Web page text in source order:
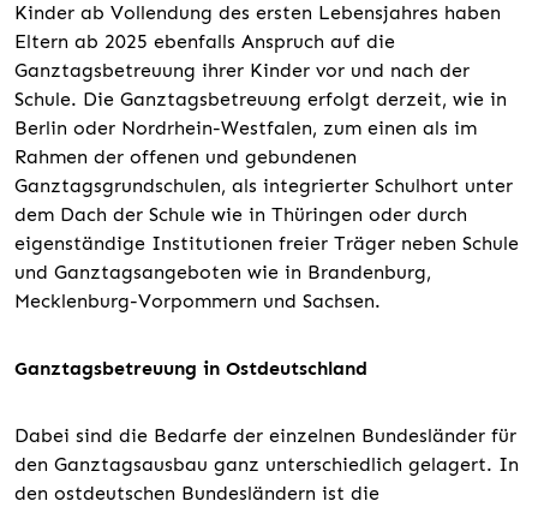
Kinder ab Vollendung des ersten Lebensjahres haben
Eltern ab 2025 ebenfalls Anspruch auf die
Ganztagsbetreuung ihrer Kinder vor und nach der
Schule. Die Ganztagsbetreuung erfolgt derzeit, wie in
Berlin oder Nordrhein-Westfalen, zum einen als im
Rahmen der offenen und gebundenen
Ganztagsgrundschulen, als integrierter Schulhort unter
dem Dach der Schule wie in Thüringen oder durch
eigenständige Institutionen freier Träger neben Schule
und Ganztagsangeboten wie in Brandenburg,
Mecklenburg-Vorpommern und Sachsen.
Ganztagsbetreuung in Ostdeutschland
Dabei sind die Bedarfe der einzelnen Bundesländer für
den Ganztagsausbau ganz unterschiedlich gelagert. In
den ostdeutschen Bundesländern ist die